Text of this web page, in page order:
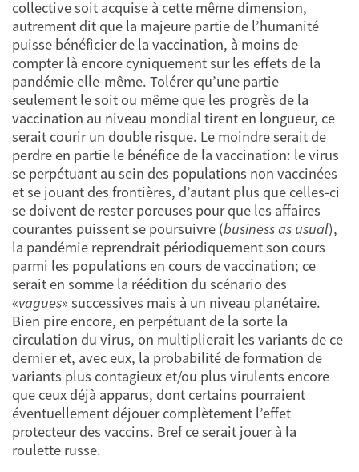
collective soit acquise à cette même dimension,
autrement dit que la majeure partie de l’humanité
puisse bénéficier de la vaccination, à moins de
compter là encore cyniquement sur les effets de la
pandémie elle-même. Tolérer qu’une partie
seulement le soit ou même que les progrès de la
vaccination au niveau mondial tirent en longueur, ce
serait courir un double risque. Le moindre serait de
perdre en partie le bénéfice de la vaccination: le virus
se perpétuant au sein des populations non vaccinées
et se jouant des frontières, d’autant plus que celles-ci
se doivent de rester poreuses pour que les affaires
courantes puissent se poursuivre (business as usual),
la pandémie reprendrait périodiquement son cours
parmi les populations en cours de vaccination; ce
serait en somme la réédition du scénario des
«vagues» successives mais à un niveau planétaire.
Bien pire encore, en perpétuant de la sorte la
circulation du virus, on multiplierait les variants de ce
dernier et, avec eux, la probabilité de formation de
variants plus contagieux et/ou plus virulents encore
que ceux déjà apparus, dont certains pourraient
éventuellement déjouer complètement l’effet
protecteur des vaccins. Bref ce serait jouer à la
roulette russe.